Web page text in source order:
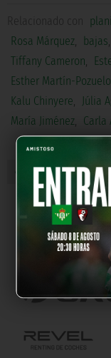
Relacionado con
Rosa Márquez, bajas,
Tiffany Cameron,
Esther Martín-
Kalu Chinyere, Júlia
María Jiménez, Carla
« NOTICIA ANTERIOR